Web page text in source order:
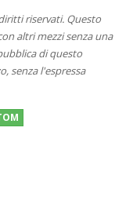
riservati. Questo
altri mezzi senza una
di questo
senza l'espressa